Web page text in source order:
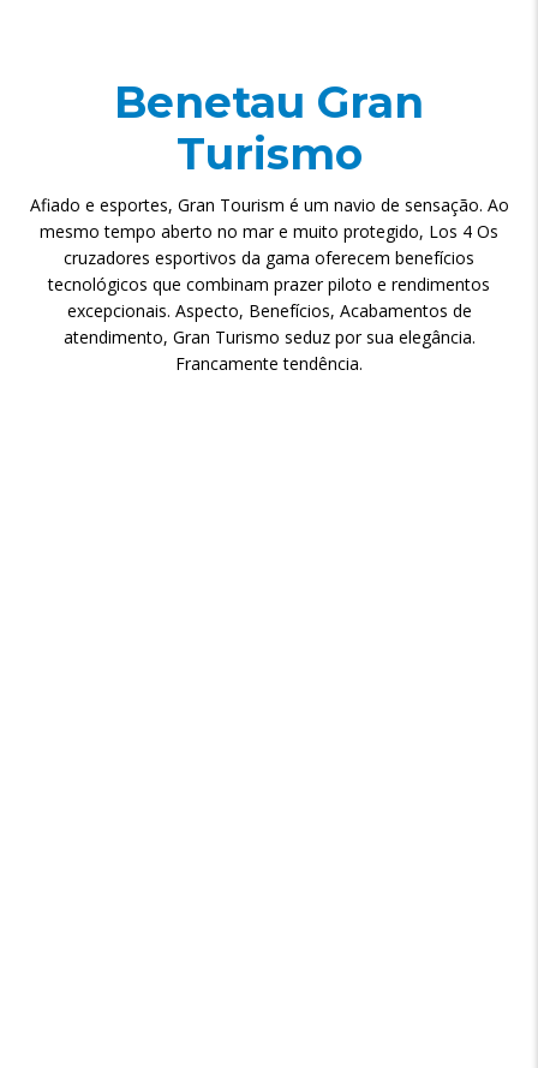
Benetau Gran
Turismo
Afiado e esportes, Gran Tourism é um navio de sensação. Ao
mesmo tempo aberto no mar e muito protegido, Los 4 Os
cruzadores esportivos da gama oferecem benefícios
tecnológicos que combinam prazer piloto e rendimentos
excepcionais. Aspecto, Benefícios, Acabamentos de
atendimento, Gran Turismo seduz por sua elegância.
Francamente tendência.